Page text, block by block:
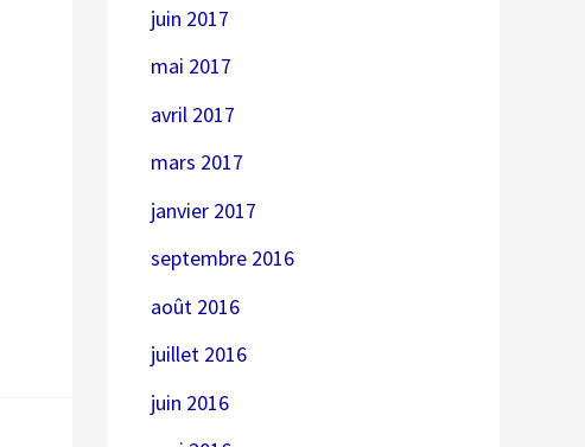
juin 2017
mai 2017
avril 2017
mars 2017
janvier 2017
septembre 2016
août 2016
juillet 2016
juin 2016